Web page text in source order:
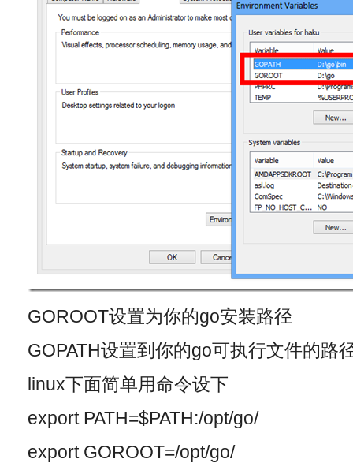
GOROOT设置为你的go安装路径
GOPATH设置到你的go可执行文件的路
linux下面简单用命令设下
export PATH=$PATH:/opt/go/
export GOROOT=/opt/go/